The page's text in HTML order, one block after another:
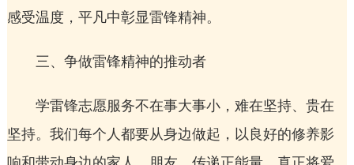
感受温度，平凡中彰显雷锋精神。
三、争做雷锋精神的推动者
学雷锋志愿服务不在事大事小，难在坚持、贵在
坚持。我们每个人都要从身边做起，以良好的修养影